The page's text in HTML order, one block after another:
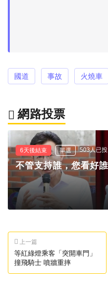
國道 事故 火燒車
網路投票
6天後結束 單選 503人已投
不管支持誰，您看好
上一篇
等紅綠燈乘客「突開車門」
撞飛騎士 噴牆重摔